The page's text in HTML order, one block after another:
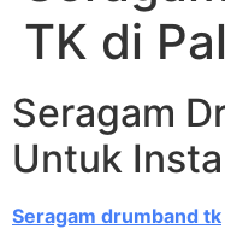
TK di
Seragam
Untuk
Seragam drumband tk